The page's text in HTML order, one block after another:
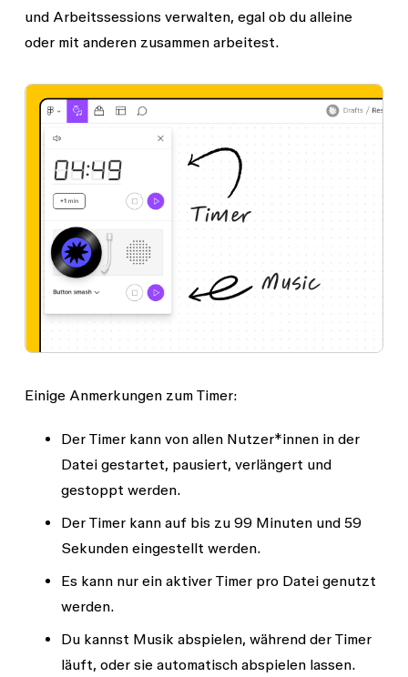
und Arbeitssessions verwalten, egal ob du alleine
oder mit anderen zusammen arbeitest.
Einige Anmerkungen zum Timer:
Der Timer kann von allen Nutzer*innen in der
Datei gestartet, pausiert, verlängert und
gestoppt werden.
Der Timer kann auf bis zu 99 Minuten und 59
Sekunden eingestellt werden.
Es kann nur ein aktiver Timer pro Datei genutzt
werden.
Du kannst Musik abspielen, während der Timer
läuft, oder sie automatisch abspielen lassen.